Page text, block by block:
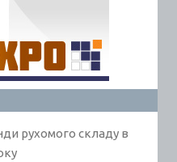
рухомого складу в